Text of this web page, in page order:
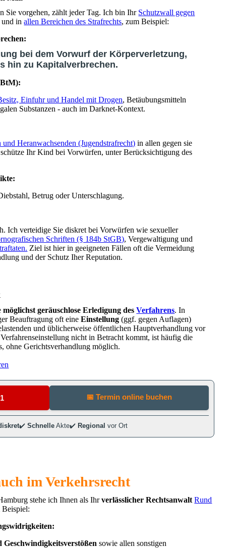
Sie vorgehen, zählt jeder Tag. Ich bin Ihr Schutzwall gegen
und inallen Bereichen des Strafrechts, zum Beispiel:
bei dem Vorwurf der Körperverletzung,
hin zu Kapitalverbrechen.
:
Einfuhr und Handel mit Drogen, Betäubungsmitteln
Substanzen - auch im Darknet-Kontext.
Heranwachsenden (Jugendstrafrecht) in allen gegen sie
Ihr Kind bei Vorwürfen, unter Berücksichtigung des
:
Betrug oder Unterschlagung.
Ich verteidige Sie diskret bei Vorwürfen wie sexueller
Schriften (§ 184b StGB), Vergewaltigung und
Ziel ist hier in geeigneten Fällen oft die Vermeidung
und der Schutz Iher Reputation.
möglichst geräuschlose Erledigung desVerfahrens. In
Beauftragung oft eineEinstellung (ggf. gegen Auflagen)
und üblicherweise öffentlichen Hauptverhandlung vor
nicht in Betracht kommt, ist häufig die
ohne Gerichtsverhandlung möglich.
im Verkehrsrecht
stehe ich Ihnen als Ihrverlässlicher Rechtsanwalt Rund
Beispiel:
sowie allen sonstigen